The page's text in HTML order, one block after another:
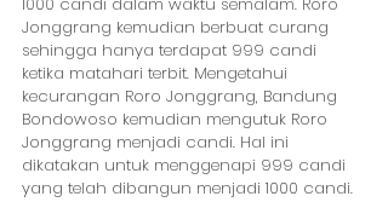
1000 candi dalam waktu semalam. Roro
Jonggrang kemudian berbuat curang
sehingga hanya terdapat 999 candi
ketika matahari terbit. Mengetahui
kecurangan Roro Jonggrang, Bandung
Bondowoso kemudian mengutuk Roro
Jonggrang menjadi candi. Hal ini
dikatakan untuk menggenapi 999 candi
yang telah dibangun menjadi 1000 candi.